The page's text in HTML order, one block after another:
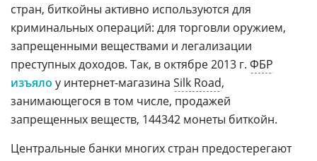
стран, биткойны активно используются для
криминальных операций: для торговли оружием,
запрещенными веществами и легализации
преступных доходов. Так, в октябре 2013 г. ФБР
изъяло у интернет-магазина Silk Road,
занимающегося в том числе, продажей
запрещенных веществ, 144342 монеты биткойн.
Центральные банки многих стран предостерегают